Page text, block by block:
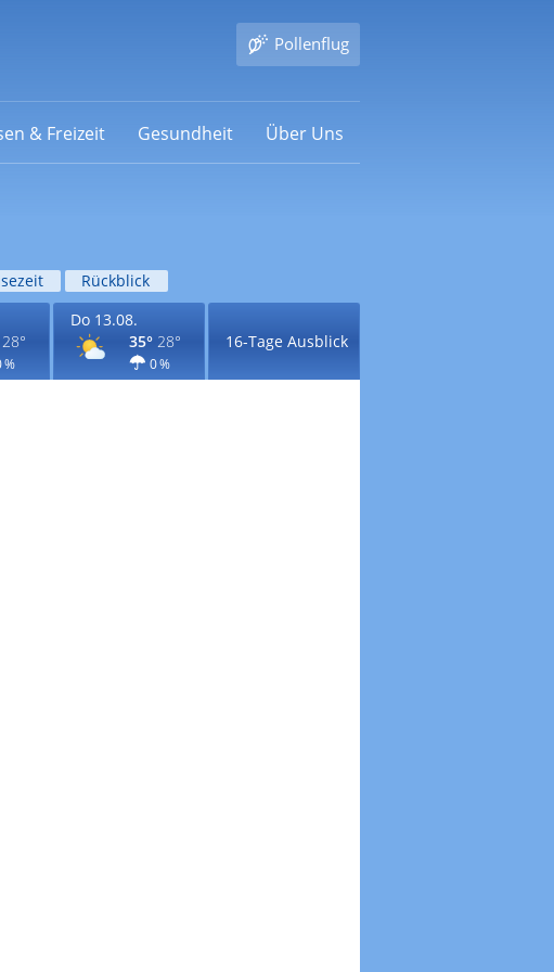
Pollenflug
& Freizeit Gesundheit Über Uns
Rückblick
28°
%
Do 13.08.
35° 28°
0 %
16-Tage Ausblick